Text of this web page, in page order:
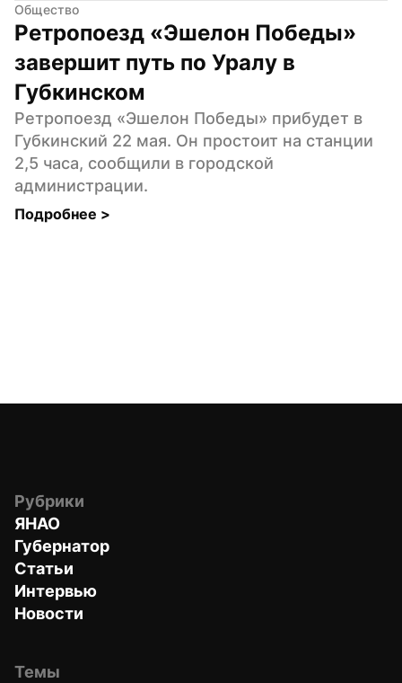
Общество
Ретропоезд «Эшелон Победы»
завершит путь по Уралу в
Губкинском
Ретропоезд «Эшелон Победы» прибудет в
Губкинский 22 мая. Он простоит на станции
2,5 часа, сообщили в городской
администрации.
Подробнее >
Рубрики
ЯНАО
Губернатор
Статьи
Интервью
Новости
Темы